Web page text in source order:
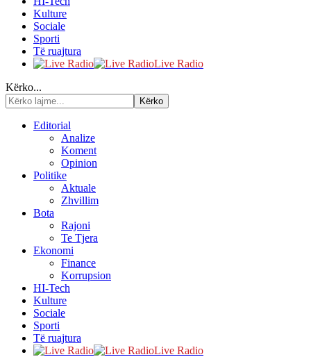
Kulture
Sociale
Sporti
Të ruajtura
Live Radio
Kërko...
Editorial
Analize
Koment
Opinion
Politike
Aktuale
Zhvillim
Bota
Rajoni
Te Tjera
Ekonomi
Finance
Korrupsion
HI-Tech
Kulture
Sociale
Sporti
Të ruajtura
Live Radio